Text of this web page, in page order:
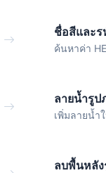
ชื่อสีและร
ค้นหาค่า
ลายน้ำรูป
เพิ่มลายน้ำ
ลบพื้นหลั